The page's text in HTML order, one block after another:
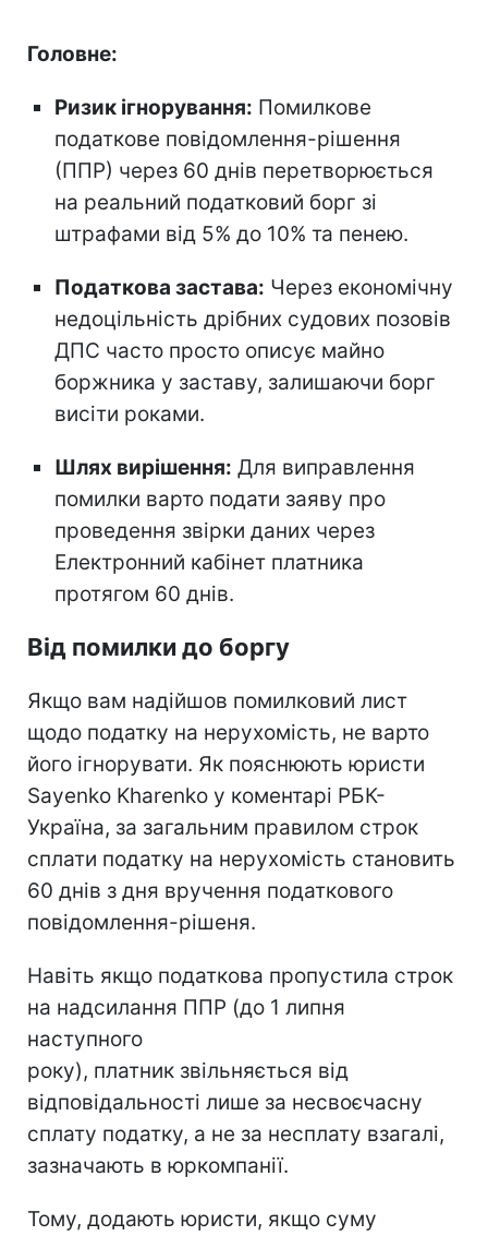
Головне:
Ризик ігнорування: Помилкове
податкове повідомлення-рішення
(ППР) через 60 днів перетворюється
на реальний податковий борг зі
штрафами від 5% до 10% та пенею.
Податкова застава: Через економічну
недоцільність дрібних судових позовів
ДПС часто просто описує майно
боржника у заставу, залишаючи борг
висіти роками.
Шлях вирішення: Для виправлення
помилки варто подати заяву про
проведення звірки даних через
Електронний кабінет платника
протягом 60 днів.
Від помилки до боргу
Якщо вам надійшов помилковий лист
щодо податку на нерухомість, не варто
його ігнорувати. Як пояснюють юристи
Sayenko Kharenko у коментарі РБК-
Україна, за загальним правилом строк
сплати податку на нерухомість становить
60 днів з дня вручення податкового
повідомлення-рішеня.
Навіть якщо податкова пропустила строк
на надсилання ППР (до 1 липня
наступного
року), платник звільняється від
відповідальності лише за несвоєчасну
сплату податку, а не за несплату взагалі,
зазначають в юркомпанії.
Тому, додають юристи, якщо суму